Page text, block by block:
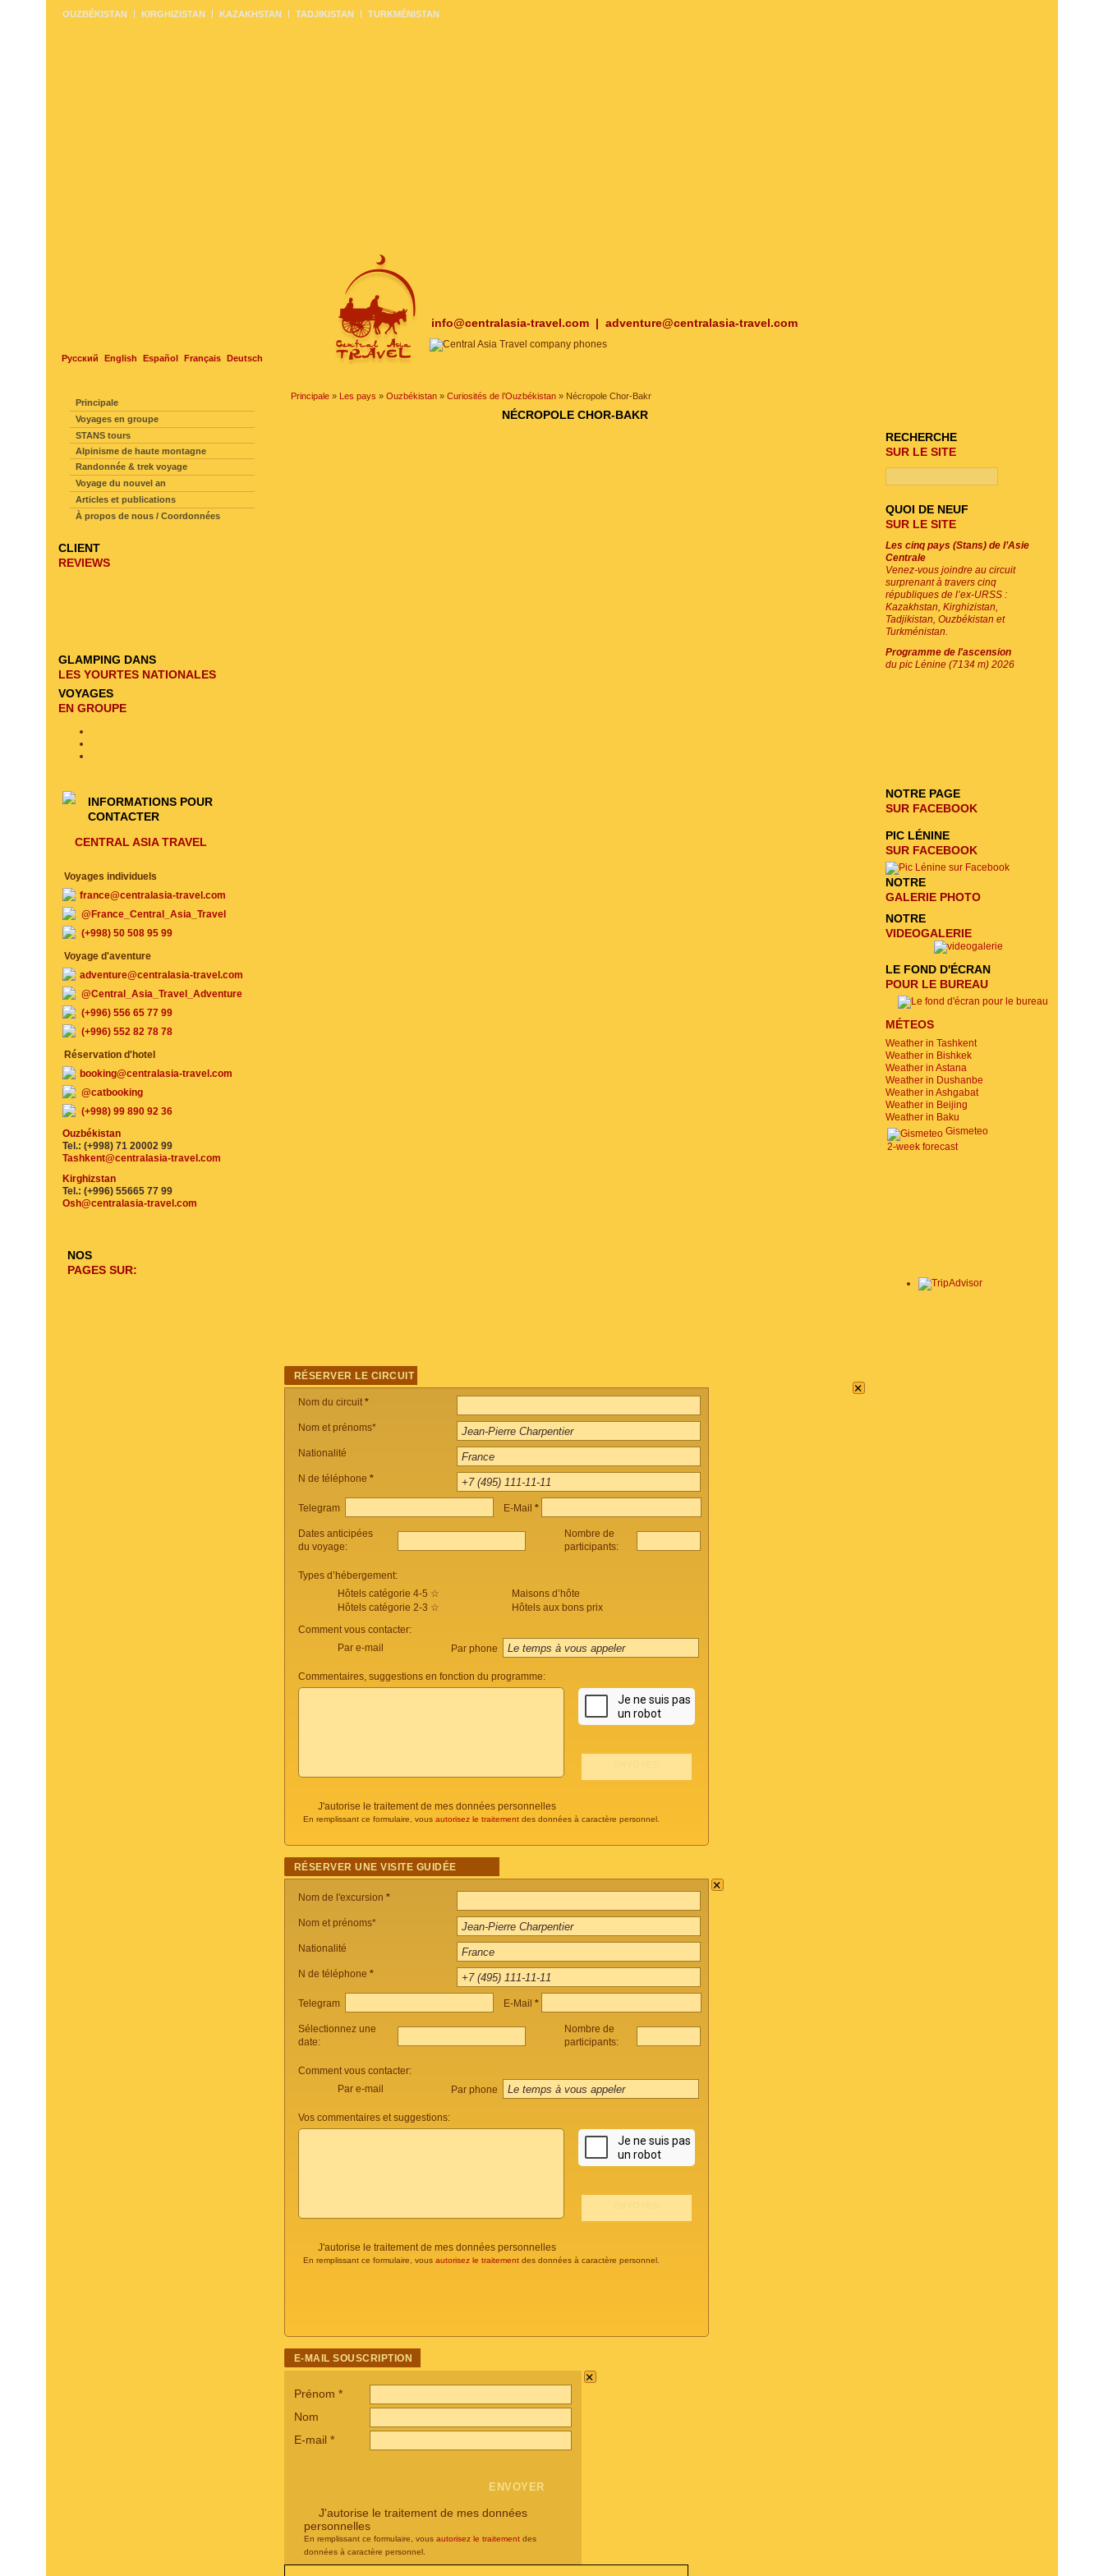
info@centralasia-travel.com | adventure@centralasia-travel.com
Русский English Español Français Deutsch
OUZBÉKISTAN KIRGHIZISTAN KAZAKHSTAN TADJIKISTAN TURKMÉNISTAN
Principale » Les pays » Ouzbékistan » Curiosités de l’Ouzbékistan » Nécropole Chor-Bakr
NÉCROPOLE CHOR-BAKR
RÉSERVER LE CIRCUIT ×
Nom du circuit*
Nom et prénoms*
Nationalité
N de téléphone *
Telegram E-Mail *
Dates anticipées
du voyage:
Nombre de
participants:
Types d’hébergement:
Hôtels catégorie 4-5 ☆
Hôtels catégorie 2-3 ☆
Maisons d’hôte
Hôtels aux bons prix
Comment vous contacter:
Par e-mail
Par phone
Commentaires, suggestions en fonction du programme:
J'autorise le traitement de mes données personnelles
En remplissant ce formulaire, vous autorisez le traitement des données à caractère personnel.
RÉSERVER UNE VISITE GUIDÉE
×
Nom de l'excursion *
Nom et prénoms*
Nationalité
N de téléphone *
Telegram E-Mail *
Sélectionnez une
date:
Nombre de
participants:
Comment vous contacter:
Par e-mail
Par phone
Vos commentaires et suggestions:
J'autorise le traitement de mes données personnelles
En remplissant ce formulaire, vous autorisez le traitement des données à caractère personnel.
E-MAIL SOUSCRIPTION
×
Prénom *
Nom
E-mail *
J'autorise le traitement de mes données
personnelles
En remplissant ce formulaire, vous autorisez le traitement des
données à caractère personnel.
Principale
Voyages en groupe
STANS tours
Alpinisme de haute montagne
Randonnée & trek voyage
Voyage du nouvel an
Articles et publications
À propos de nous / Coordonnées
CLIENT
REVIEWS
GLAMPING DANS
LES YOURTES NATIONALES
VOYAGES
EN GROUPE
INFORMATIONS POUR
CONTACTER
CENTRAL ASIA TRAVEL
Voyages individuels
france@centralasia-travel.com
@France_Central_Asia_Travel
(+998) 50 508 95 99
Voyage d'aventure
adventure@centralasia-travel.com
@Central_Asia_Travel_Adventure
(+996) 556 65 77 99
(+996) 552 82 78 78
Réservation d'hotel
booking@centralasia-travel.com
@catbooking
(+998) 99 890 92 36
Ouzbékistan
Tel.: (+998) 71 20002 99
Tashkent@centralasia-travel.com
Kirghizstan
Tel.: (+996) 55665 77 99
Osh@centralasia-travel.com
NOS
PAGES SUR:
RECHERCHE
SUR LE SITE
QUOI DE NEUF
SUR LE SITE
Les cinq pays (Stans) de l’Asie
Centrale
Venez-vous joindre au circuit
surprenant à travers cinq
républiques de l’ex-URSS :
Kazakhstan, Kirghizistan,
Tadjikistan, Ouzbékistan et
Turkménistan.
Programme de l'ascension
du pic Lénine (7134 m) 2026
NOTRE PAGE
SUR FACEBOOK
PIC LÉNINE
SUR FACEBOOK
NOTRE
GALERIE PHOTO
NOTRE
VIDEOGALERIE
LE FOND D'ÉCRAN
POUR LE BUREAU
MÉTEOS
Weather in Tashkent
Weather in Bishkek
Weather in Astana
Weather in Dushanbe
Weather in Ashgabat
Weather in Beijing
Weather in Baku
Gismeteo
2-week forecast